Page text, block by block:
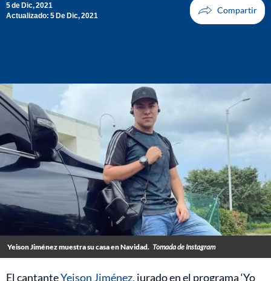
5 de Dic, 2021
Actualizado: 5 De Dic, 2021
Yeison Jiménez muestra su casa en Navidad. Tomada de Instagram
El cantanteYeison Jiménez, jurado en el programa ‘Yo